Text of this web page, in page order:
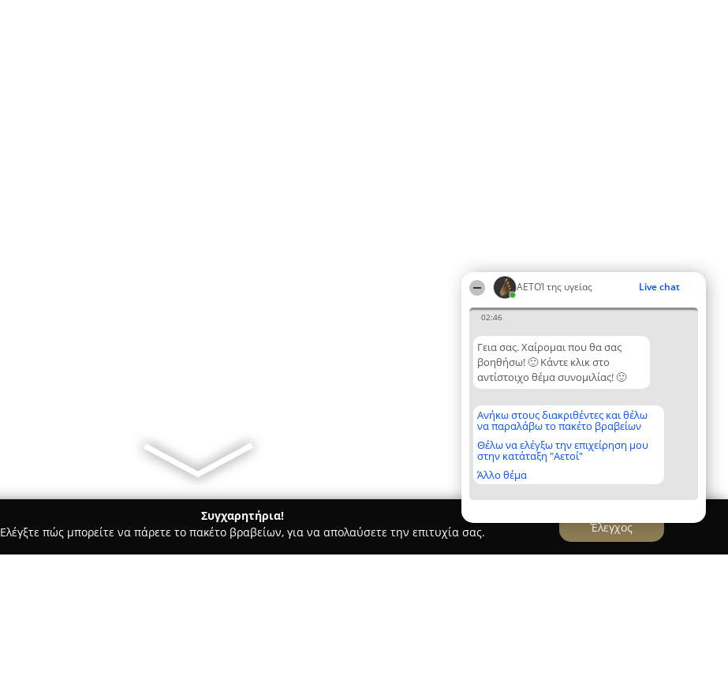
ΑΕΤΟΊ της υγείας Live chat
02:46
Γεια σας. Χαίρομαι που θα σας
βοηθήσω! 🙂 Κάντε κλικ στο
αντίστοιχο θέμα συνομιλίας! 🙂
Ανήκω στους διακριθέντες και θέλω
να παραλάβω το πακέτο βραβείων
Θέλω να ελέγξω την επιχείρηση μου
στην κατάταξη "Αετοί"
Άλλο θέμα
Συγχαρητήρια!
Ελέγξτε πώς μπορείτε να πάρετε το πακέτο βραβείων, για να απολαύσετε την επιτυχία σας.
Έλεγχος